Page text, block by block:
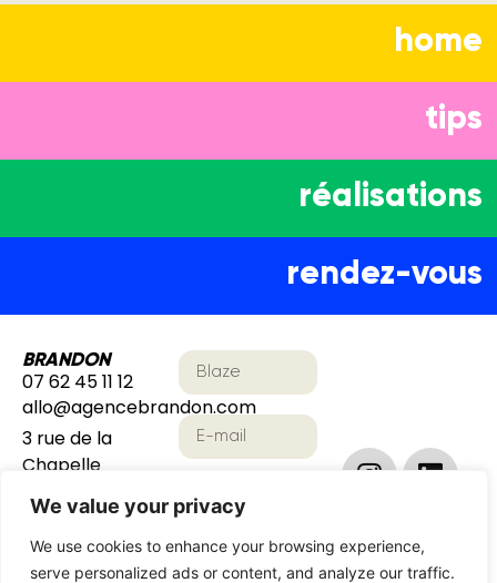
We value your privacy
We use cookies to enhance your browsing experience,
serve personalized ads or content, and analyze our traffic.
home
tips
réalisations
rendez-vous
BRANDON
07 62 45 11 12
allo@agencebrandon.com
3 rue de la
Chapelle